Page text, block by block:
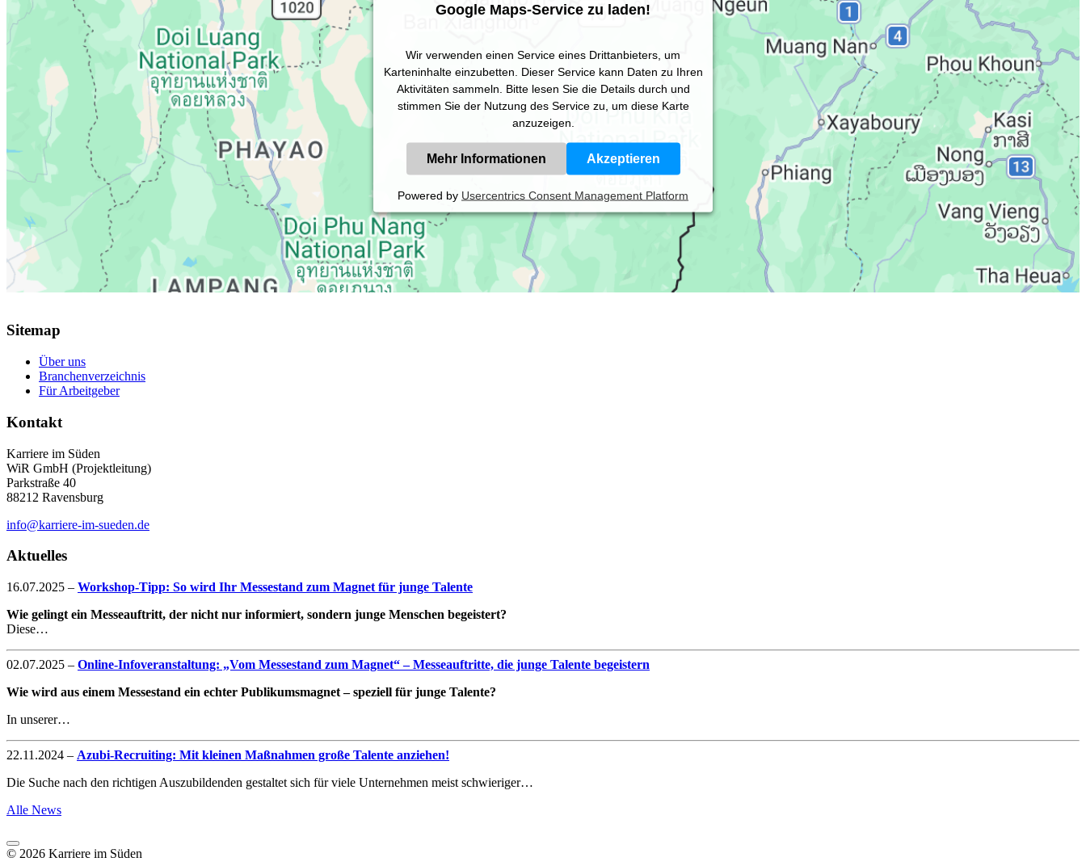
Google Maps-Service zu laden!
Wir verwenden einen Service eines Drittanbieters, um
Karteninhalte einzubetten. Dieser Service kann Daten zu Ihren
Aktivitäten sammeln. Bitte lesen Sie die Details durch und
stimmen Sie der Nutzung des Service zu, um diese Karte
anzuzeigen.
Mehr Informationen Akzeptieren
Powered by Usercentrics Consent Management Platform
Sitemap
Über uns
Branchenverzeichnis
Für Arbeitgeber
Kontakt
Karriere im Süden
WiR GmbH (Projektleitung)
Parkstraße 40
88212 Ravensburg
info@karriere-im-sueden.de
Aktuelles
16.07.2025 – Workshop-Tipp: So wird Ihr Messestand zum Magnet für junge Talente
Wie gelingt ein Messeauftritt, der nicht nur informiert, sondern junge Menschen begeistert?
Diese…
02.07.2025 – Online-Infoveranstaltung: „Vom Messestand zum Magnet“ – Messeauftritte, die junge Talente begeistern
Wie wird aus einem Messestand ein echter Publikumsmagnet – speziell für junge Talente?
In unserer…
22.11.2024 – Azubi-Recruiting: Mit kleinen Maßnahmen große Talente anziehen!
Die Suche nach den richtigen Auszubildenden gestaltet sich für viele Unternehmen meist schwieriger…
Alle News
© 2026 Karriere im Süden